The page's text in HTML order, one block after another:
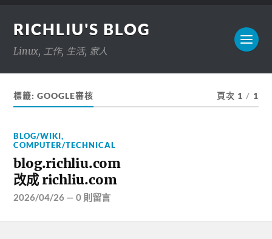
RICHLIU'S BLOG
Linux, 工作, 生活, 家人
標籤:GOOGLE審核 頁次 1 / 1
BLOG/WIKI,
COMPUTER/TECHNICAL
blog.richliu.com
改成 richliu.com
2026/04/26 —0 則留言